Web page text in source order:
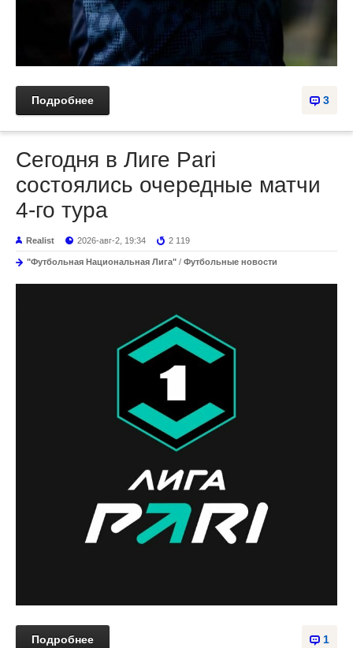
3
Подробнее
Сегодня в Лиге Pari
состоялись очередные матчи
4-го тура
Realist 2026-авг-2, 19:34 2 119
"Футбольная Национальная Лига" / Футбольные новости
1
Подробнее